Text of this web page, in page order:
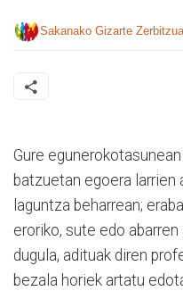
Sakanako Gizarte
Gure
batzuetan egoera larrien
laguntza beharrean;
eroriko, sute edo
dugula, adituak diren
bezala horiek artatu